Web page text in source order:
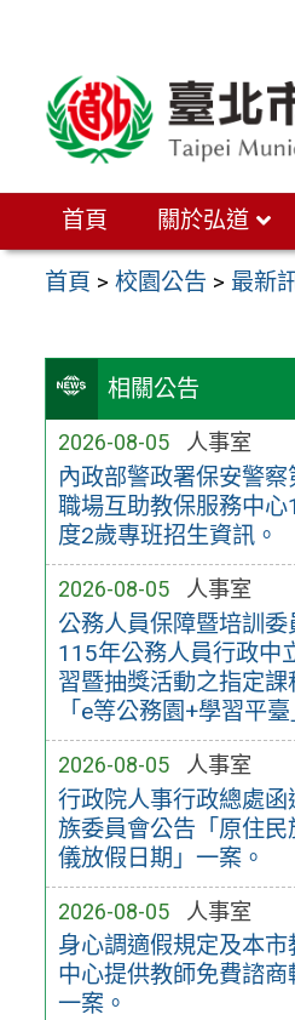
首頁 關於弘道
首頁 >校園公告 > 最新
相關公告
2026-08-05 人事室
內政部警政署保安警
職場互助教保服務中
度2歲專班招生資訊。
2026-08-05 人事室
公務人員保障暨培訓委
115年公務人員行政中
習暨抽獎活動之指定課
「e等公務園+學習平
2026-08-05 人事室
行政院人事行政總處函
族委員會公告「原住民
儀放假日期」一案。
2026-08-05 人事室
身心調適假規定及本市
中心提供教師免費諮商
一案。